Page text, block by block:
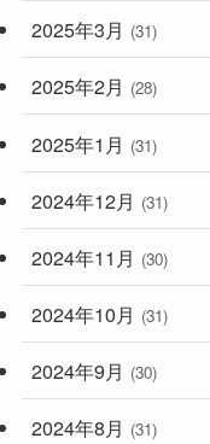
2025年3月 (31)
2025年2月 (28)
2025年1月 (31)
2024年12月 (31)
2024年11月 (30)
2024年10月 (31)
2024年9月 (30)
2024年8月 (31)